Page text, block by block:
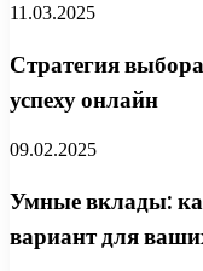
11.03.2025
Стратегия
успеху онлайн
09.02.2025
Умные вклады:
вариант для